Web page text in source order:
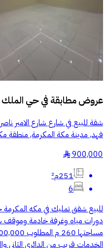
عروض مطابقة فيحي
شقة للبيع في شارع شارع الامير
فهد, مدينة مكة المكرمة, منطقة
900,000
§
251م²
6
دورات مياه وغرفة خادمة
الخدمات قريب من الدائري الثاني